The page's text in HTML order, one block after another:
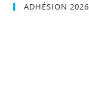
ADHÉSION 2026